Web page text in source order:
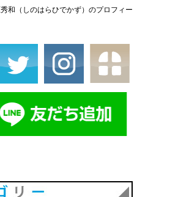
和（しのはらひでかず）のプロフィー